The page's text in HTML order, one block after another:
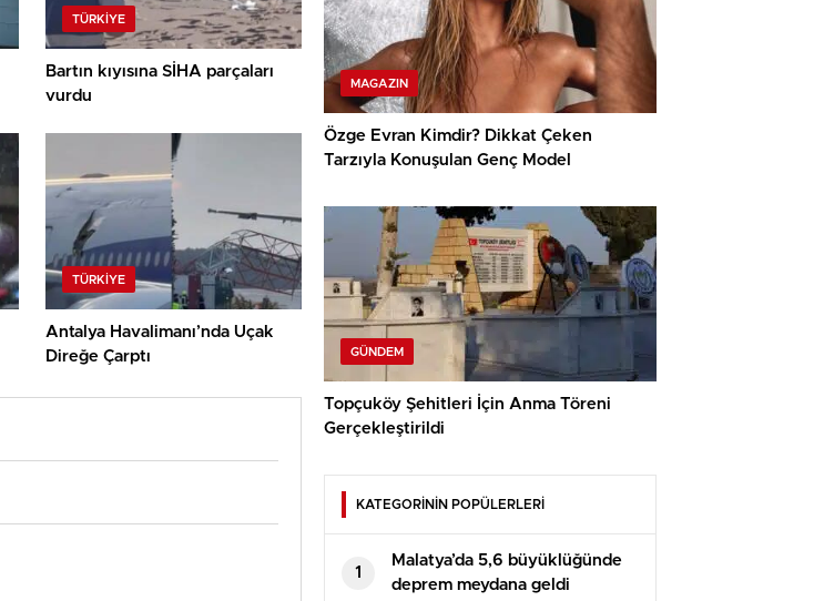
TÜRKIYE
Bartın kıyısına SİHA parçaları
vurdu
TÜRKIYE
Antalya Havalimanı’nda Uçak
Direğe Çarptı
MAGAZIN
Özge Evran Kimdir? Dikkat Çeken
Tarzıyla Konuşulan Genç Model
GÜNDEM
Topçuköy Şehitleri İçin Anma Töreni
Gerçekleştirildi
KATEGORİNİN POPÜLERLERİ
1
Malatya’da 5,6 büyüklüğünde
deprem meydana geldi